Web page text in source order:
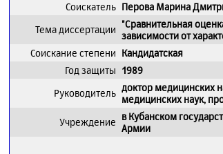
Соискатель Перова Марина
Тема диссертации "Сравнительная
зависимости от
Соискание степени Кандидатская
Год защиты 1989
Руководитель доктор медицинских
медицинских наук,
Учреждение в Кубанском
Армии